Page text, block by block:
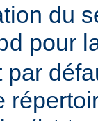
du
pour